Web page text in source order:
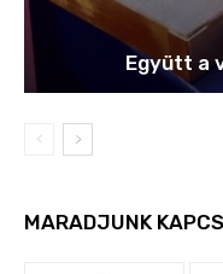
Együtt a
MARADJUNK